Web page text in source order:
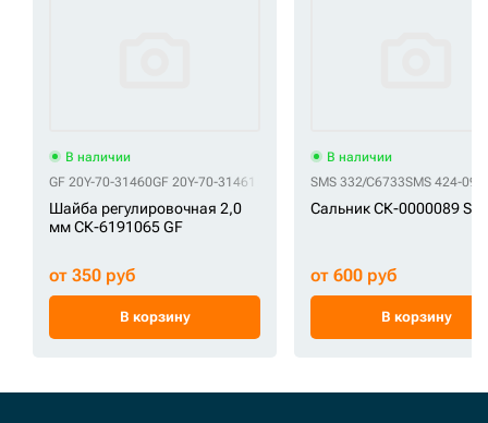
В наличии
GF 20Y-70-31460GF 20Y-70-31461
Шайба регулировочная 2,0
мм СК-6191065 GF
от 350 руб
В корзину
В наличии
SMS 332/C6733SMS 424-09-
Сальник СК-0000089
от 600 руб
В корзину